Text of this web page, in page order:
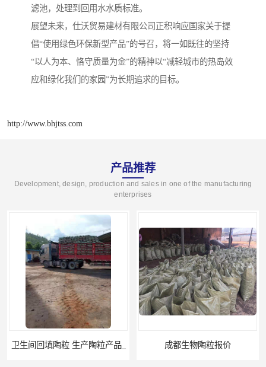
滤池，处理到回用水水质标准。
展望未来，仕沃贸易建材有限公司正积响应国家关于提
倡“使用绿色环保新型产品”的号召，将一如既往的坚持
“以人为本、恪守质量为金”的精神以“减轻城市的热岛效
应和绿化我们的家园”为长期追求的目标。
http://www.bhjtss.com
产品推荐
Development, design, production and sales in one of the manufacturing
enterprises
成都生物陶粒报价 丽江生物陶粒厂家